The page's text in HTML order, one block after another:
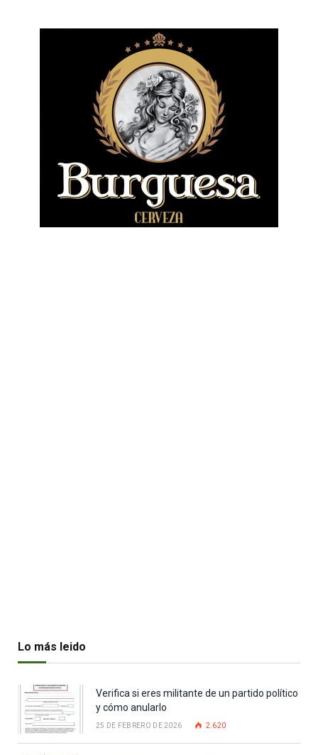
Lo más leido
Verifica si eres militante de un partido político
y cómo anularlo
25 DE FEBRERO DE 2026 2.620